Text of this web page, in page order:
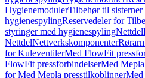
HygienemodulerTilbehør til
hygienespylingReservedeler for
styringer med hygienespylingNettdel
NettdelNettverkskomponenter
for KuleventilerMed FlowFit
FlowFit pressforbindelserMed
for Med Mepla presstilkoblingerMed